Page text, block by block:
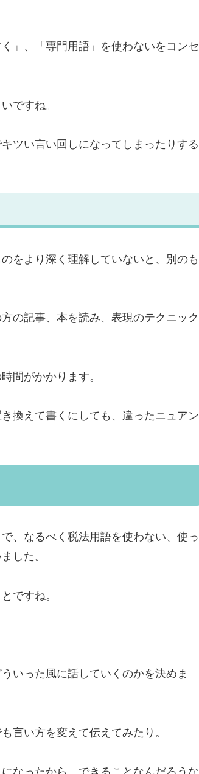
」、「専門用語」を使わないをコンセ
ですね。
ツい言い回しになってしまったりする
をより深く理解していないと、別のも
の記事、本を読み、表現のテクニック
間がかかります。
換えて書くにしても、違ったニュアン
、なるべく税法用語を使わない、使っ
した。
ですね。
いった風に話していくのかを決めま
言い方を変えて伝えてみたり。